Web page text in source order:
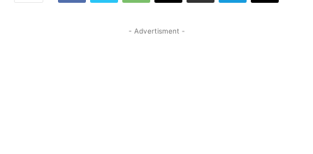
- Advertisment -